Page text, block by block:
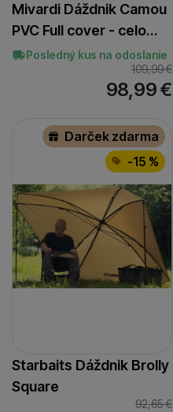
Mivardi Dáždnik Camou
PVC Full cover - celo…
Posledný kus na odoslanie
109,99€
98,99€
Darček zdarma
-15 %
Starbaits Dáždnik Brolly
Square
92,65€